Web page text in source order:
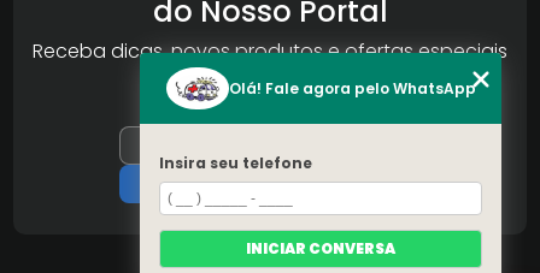
do Nosso Portal
Receba dicas, novos produtos e ofertas especiais
da Reconlog
Olá! Fale agora pelo WhatsApp
Insira seu telefone
INICIAR CONVERSA